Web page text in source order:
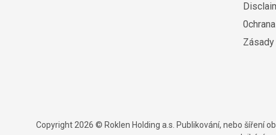
Copyright 2026 © Roklen Holding a.s. Publikování, nebo šíření